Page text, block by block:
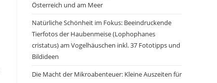
Österreich und am Meer
Natürliche Schönheit im Fokus: Beeindruckende
Tierfotos der Haubenmeise (Lophophanes
cristatus) am Vogelhäuschen inkl. 37 Fototipps und
Bildideen
Die Macht der Mikroabenteuer: Kleine Auszeiten für